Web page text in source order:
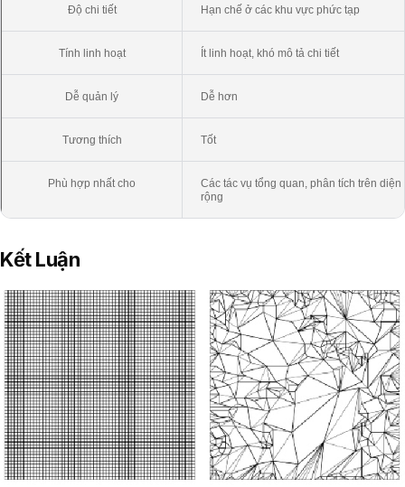
Độ chi tiết Hạn chế ở các khu vực phức tạp
Tính linh hoạt Ít linh hoạt, khó mô tả chi tiết
Dễ quản lý Dễ hơn
Tương thích Tốt
Phù hợp nhất cho
Các tác vụ tổng quan, phân tích trên diện
rộng
Kết Luận